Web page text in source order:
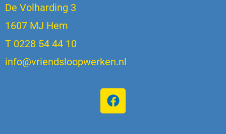
De Volharding 3
1607 MJ Hem
T 0228 54 44 10
info@vriendsloopwerken.nl